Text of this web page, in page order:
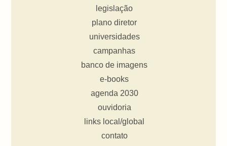
legislação
plano diretor
universidades
campanhas
banco de imagens
e-books
agenda 2030
ouvidoria
links local/global
contato